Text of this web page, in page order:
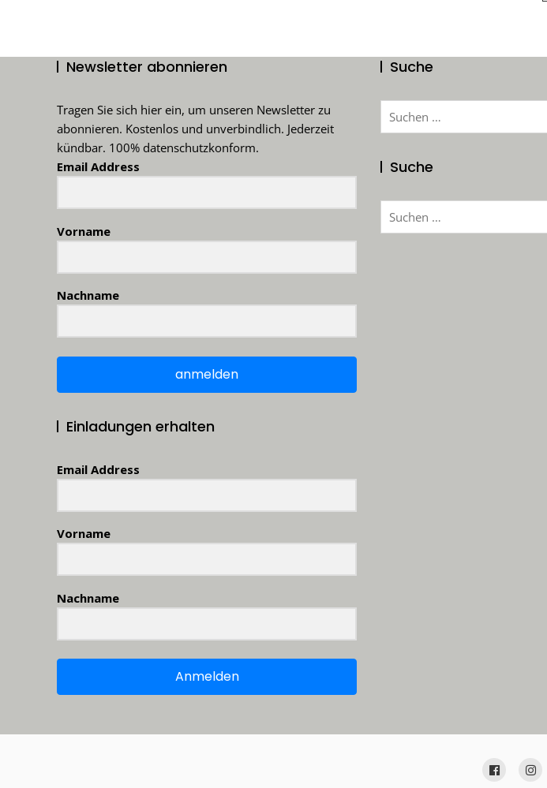
Newsletter abonnieren
Tragen Sie sich hier ein, um unseren Newsletter zu
abonnieren. Kostenlos und unverbindlich. Jederzeit
kündbar. 100% datenschutzkonform.
Email Address
Vorname
Nachname
anmelden
Einladungen erhalten
Email Address
Vorname
Nachname
Anmelden
Suche
Suchen
Suche
Suchen